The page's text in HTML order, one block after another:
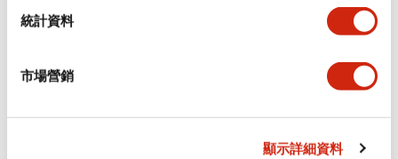
統計資料
市場營銷
顯示詳細資料